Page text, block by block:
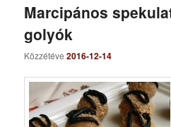
Marcipános
golyók
Közzétéve2016-12-14